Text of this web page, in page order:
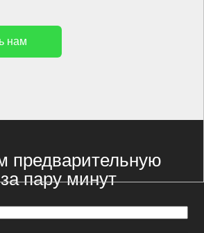
нам
предварительную
пару минут